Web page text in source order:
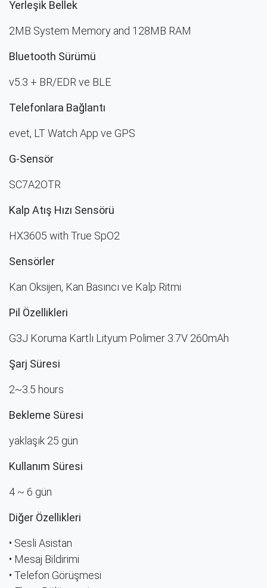
Yerleşik Bellek
2MB System Memory and 128MB RAM
Bluetooth Sürümü
v5.3 + BR/EDR ve BLE
Telefonlara Bağlantı
evet, LT Watch App ve GPS
G-Sensör
SC7A2OTR
Kalp Atış Hızı Sensörü
HX3605 with True SpO2
Sensörler
Kan Oksijen, Kan Basıncı ve Kalp Ritmi
Pil Özellikleri
G3J Koruma Kartlı Lityum Polimer 3.7V 260mAh
Şarj Süresi
2~3.5 hours
Bekleme Süresi
yaklaşık 25 gün
Kullanım Süresi
4 ~ 6 gün
Diğer Özellikleri
• Sesli Asistan
• Mesaj Bildirimi
• Telefon Görüşmesi